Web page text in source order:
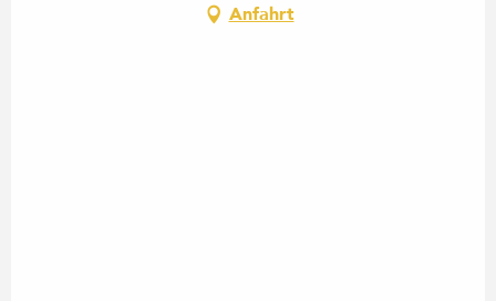
Anfahrt